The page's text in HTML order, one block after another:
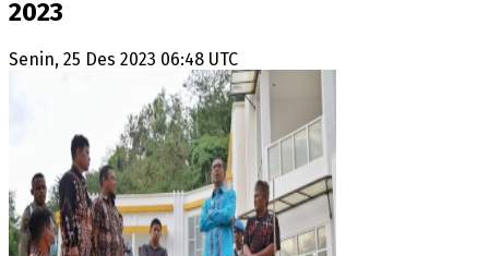
2023
Senin, 25 Des 2023 06:48 UTC